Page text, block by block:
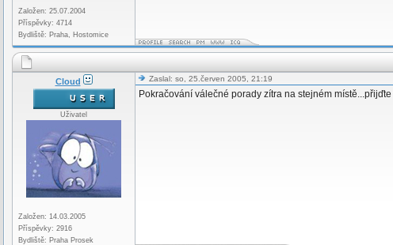
Založen: 25.07.2004
Příspěvky: 4714
Bydliště: Praha, Hostomice
Cloud
Uživatel
Založen: 14.03.2005
Příspěvky: 2916
Bydliště: Praha Prosek
Zaslal: so, 25.červen 2005, 21:19
Pokračování válečné porady zítra na stejném